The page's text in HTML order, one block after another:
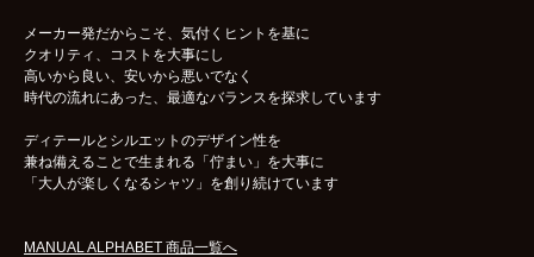
メーカー発だからこそ、気付くヒントを基に
クオリティ、コストを大事にし
高いから良い、安いから悪いでなく
時代の流れにあった、最適なバランスを探求しています
ディテールとシルエットのデザイン性を
兼ね備えることで生まれる「佇まい」を大事に
「大人が楽しくなるシャツ」を創り続けています
MANUAL ALPHABET 商品一覧へ